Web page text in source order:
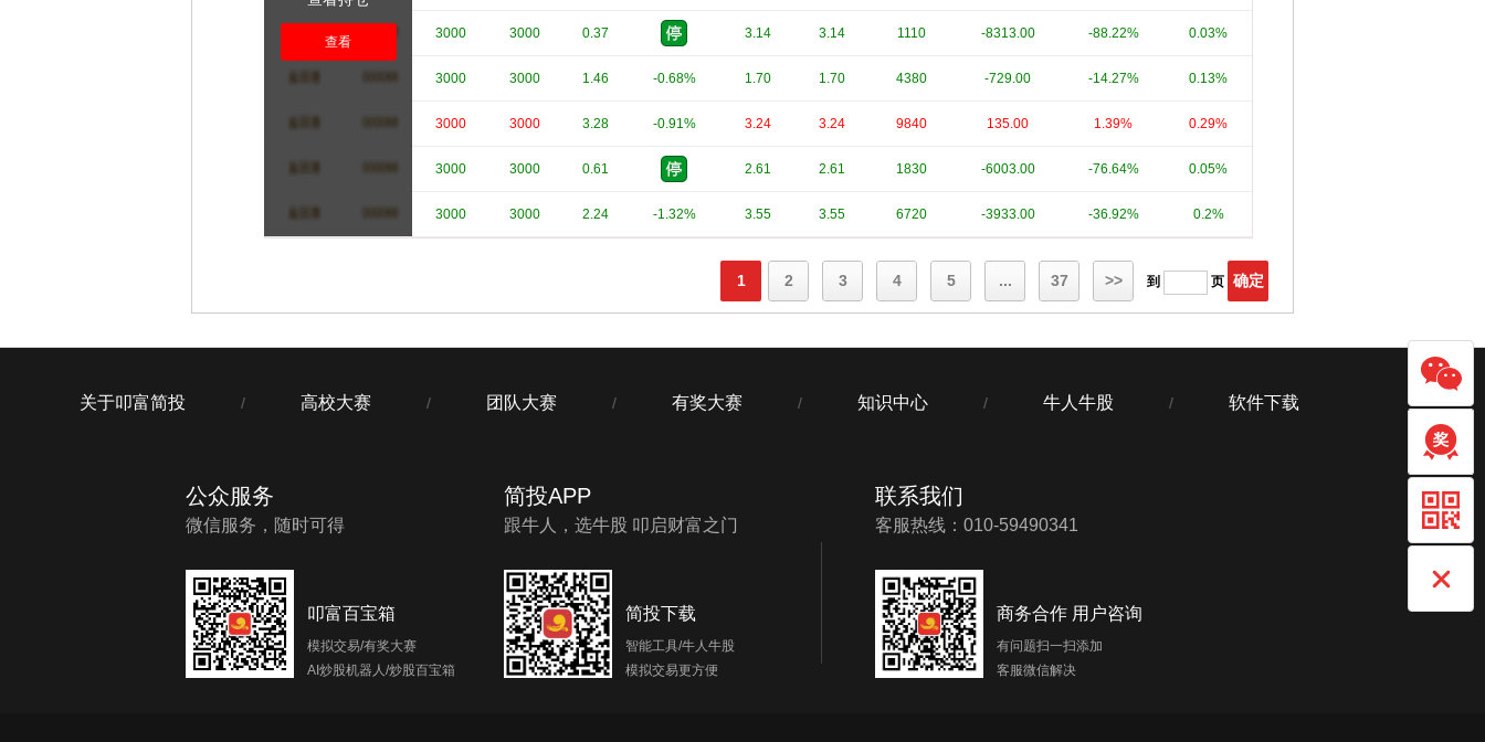
3000 3000 0.37 3.14 3.14 1110 -8313.00 -88.22% 0.03%
**** 3000 3000 1.46 -0.68% 1.70 1.70 4380 -729.00 -14.27% 0.13%
**** 3000 3000 3.28 -0.91% 3.24 3.24 9840 135.00 1.39% 0.29%
**** 3000 3000 0.61 2.61 2.61 1830 -6003.00 -76.64% 0.05%
**** 3000 3000 2.24 -1.32% 3.55 3.55 6720 -3933.00 -36.92% 0.2%
查看
1 2 3 4 5 ... 37 >> 到 页 确定
关于叩富简投 / 高校大赛 / 团队大赛 / 有奖大赛 / 知识中心 / 牛人牛股 / 软件下载
公众服务
微信服务，随时可得
叩富百宝箱
模拟交易/有奖大赛
AI炒股机器人/炒股百宝箱
简投APP
跟牛人，选牛股 叩启财富之门
简投下载
智能工具/牛人牛股
模拟交易更方便
联系我们
客服热线：010-59490341
商务合作 用户咨询
有问题扫一扫添加
客服微信解决